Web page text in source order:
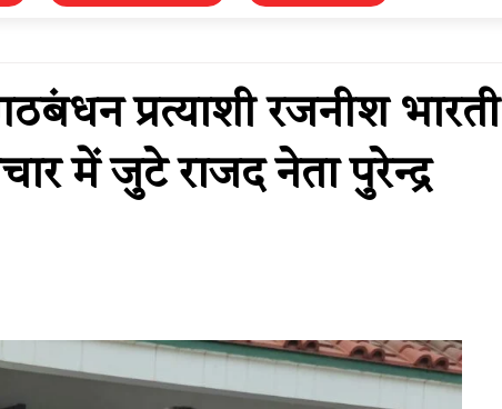
प्रत्याशी रजनीश भारती
में जुटे राजद नेता पुरेन्द्र